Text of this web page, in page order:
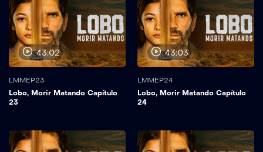
43:02
LMMEP23
Lobo, Morir Matando Capítulo
23
43:03
LMMEP24
Lobo, Morir Matando Capítulo
24